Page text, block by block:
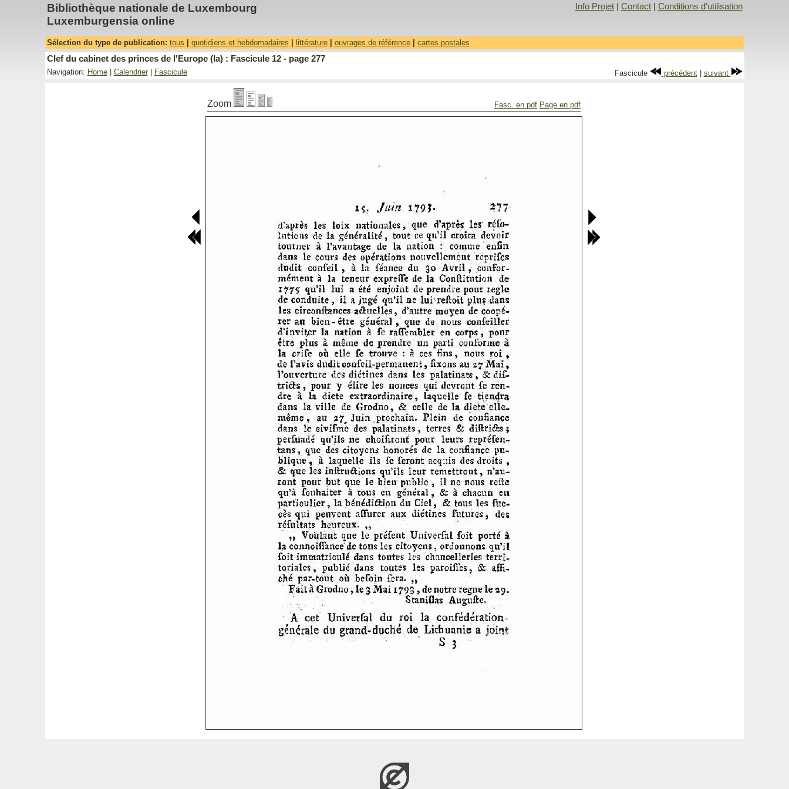
Bibliothèque nationale de Luxembourg
Luxemburgensia online
Info Projet| Contact| Conditions d'utilisation
Sélection du type de publication: tous quotidiens et hebdomadaires littérature| ouvrages de référence| cartes postales
Clef du cabinet des princes de l'Europe (la) : Fascicule 12 - page 277
Navigation: Home| Calendrier| Fascicule Fascicule précédent| suivant
Zoom Fasc. en pdf Page en pdf